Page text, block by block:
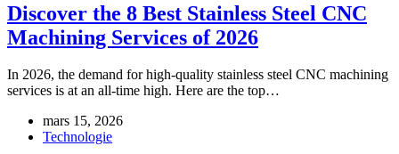
Discover the 8 Best Stainless Steel CNC
Machining Services of 2026
In 2026, the demand for high-quality stainless steel CNC machining
services is at an all-time high. Here are the top…
mars 15, 2026
Technologie